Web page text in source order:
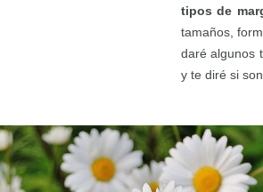
tipos de
tamaños,
daré algunos
y te diré si